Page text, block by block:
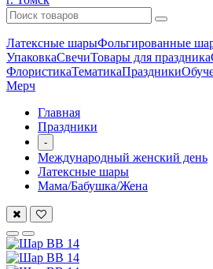
Латексные шарыФольгированные
УпаковкаСвечиТовары для праздника
ФлористикаТематикаПраздники
Мерч
Главная
Праздники
-
Международный женский день
Латексные шары
Мама/Бабушка/Жена